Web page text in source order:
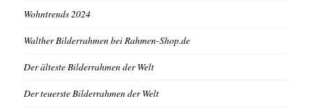
Wohntrends 2024
Walther Bilderrahmen bei Rahmen-Shop.de
Der älteste Bilderrahmen der Welt
Der teuerste Bilderrahmen der Welt